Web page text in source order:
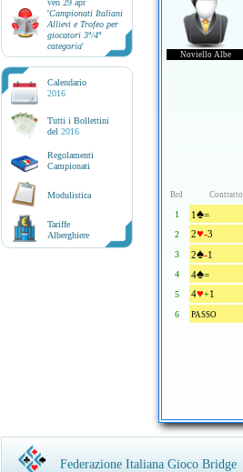
ven 29 apr
'Campionati Italiani
Allievi e Trofeo per
giocatori 3ª/4ª
categoria'
Calendario
2016
Tutti i Bollettini
del 2016
Regolamenti
Campionati
Modulistica
Tariffe
Alberghiere
Noviello Albe
Brd Contratto
1 1♠=
2 2♥-3
3 2♠-1
4 4♠=
5 4♥+1
6 PASSO
Federazione Italiana Gioco Bridge